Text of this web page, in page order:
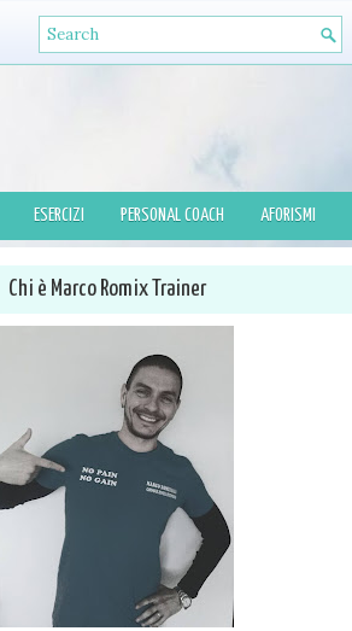
ESERCIZI PERSONAL COACH AFORISMI
Chi è Marco Romix Trainer